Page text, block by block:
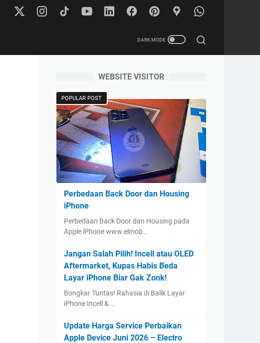
WEBSITE VISITOR
POPULAR POST
Perbedaan Back Door dan Housing
iPhone
Perbedaan Back Door dan Housing pada
Apple iPhone www.elmob…
Jangan Salah Pilih! Incell atau OLED
Aftermarket, Kupas Habis Beda
Layar iPhone Biar Gak Zonk!
Bongkar Tuntas! Rahasia di Balik Layar
iPhone Incell & …
Update Harga Service Perbaikan
Apple Device Juni 2026 – Electro